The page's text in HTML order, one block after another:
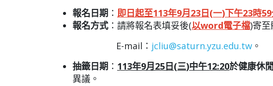
報名日期 ： 即日起至113年9月23日(一)下午23時59
報名方式：請將報名表填妥後(以word電子檔)寄至
E-mail： jcliu@saturn.yzu.edu.tw 。
抽籤日期 ： 113年9月25日(三)中午12:20於健康休
異議。